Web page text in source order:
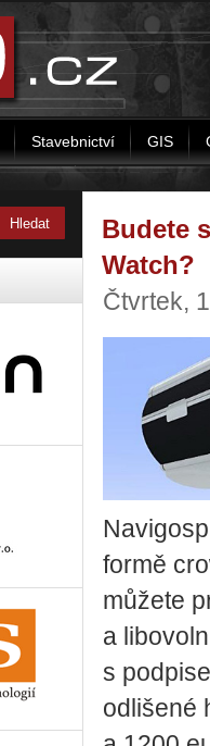
Stavebnictví GIS
Budete
Watch?
Čtvrtek,
formě
můžete
a
s
odlišené